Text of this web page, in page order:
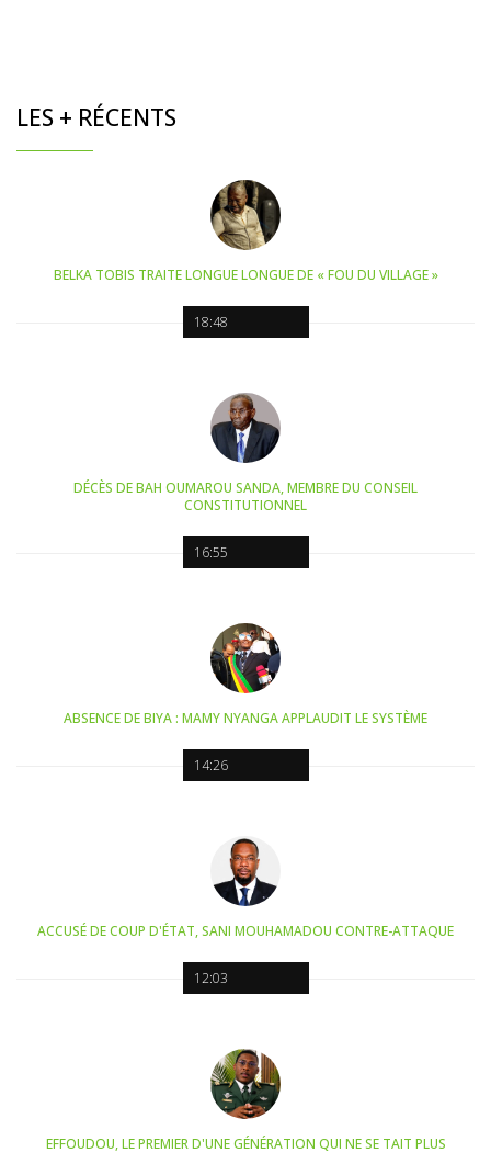
LES + RÉCENTS
18:48
BELKA TOBIS TRAITE LONGUE LONGUE DE « FOU DU VILLAGE »
16:55
DÉCÈS DE BAH OUMAROU SANDA, MEMBRE DU CONSEIL
CONSTITUTIONNEL
14:26
ABSENCE DE BIYA : MAMY NYANGA APPLAUDIT LE SYSTÈME
12:03
ACCUSÉ DE COUP D'ÉTAT, SANI MOUHAMADOU CONTRE-ATTAQUE
EFFOUDOU, LE PREMIER D'UNE GÉNÉRATION QUI NE SE TAIT PLUS